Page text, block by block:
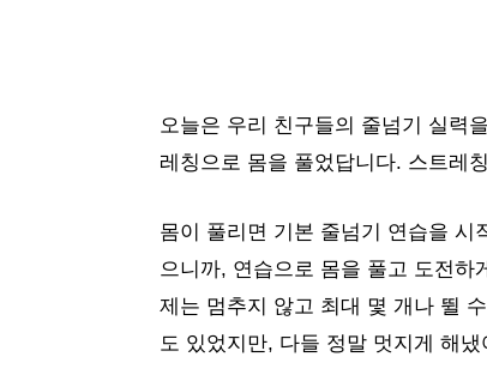
오늘은 우리 친구들의 줄넘기 실력
레칭으로 몸을 풀었답니다. 스트레
몸이 풀리면 기본 줄넘기 연습을 시
으니까, 연습으로 몸을 풀고 도전하
제는 멈추지 않고 최대 몇 개나 뛸
도 있었지만, 다들 정말 멋지게 해냈